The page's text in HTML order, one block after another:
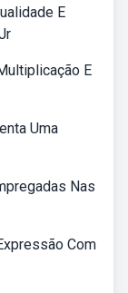
E
E
Uma
Nas
Com